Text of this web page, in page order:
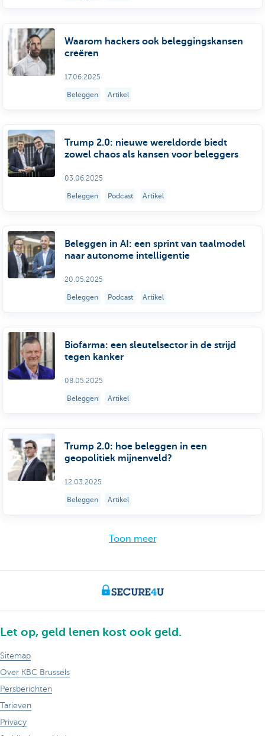
Waarom hackers ook beleggingskansen
creëren
17.06.2025
Beleggen Artikel
Trump 2.0: nieuwe wereldorde biedt
zowel chaos als kansen voor beleggers
03.06.2025
Beleggen Podcast Artikel
Beleggen in AI: een sprint van taalmodel
naar autonome intelligentie
20.05.2025
Beleggen Podcast Artikel
Biofarma: een sleutelsector in de strijd
tegen kanker
08.05.2025
Beleggen Artikel
Trump 2.0: hoe beleggen in een
geopolitiek mijnenveld?
12.03.2025
Beleggen Artikel
Toon meer
Let op, geld lenen kost ook geld.
Sitemap
Over KBC Brussels
Persberichten
Tarieven
Privacy